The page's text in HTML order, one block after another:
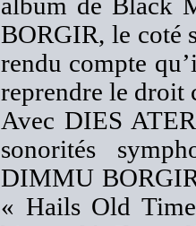
album de Black
BORGIR, le coté
rendu compte
reprendre le droit
Avec DIES
sonorités
DIMMU
« Hails Old